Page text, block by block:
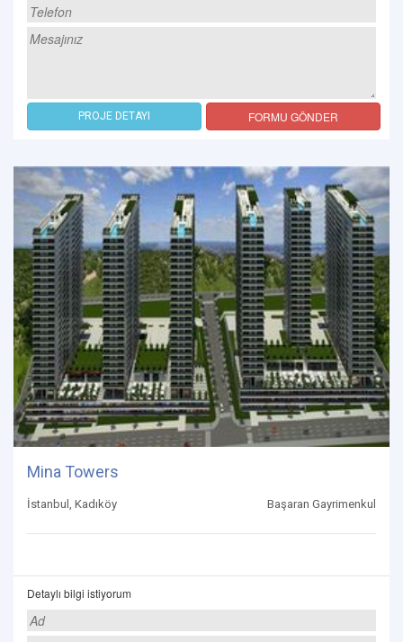
PROJE DETAYI FORMU GÖNDER
Mina Towers
İstanbul, Kadıköy Başaran Gayrimenkul
Detaylı bilgi istiyorum